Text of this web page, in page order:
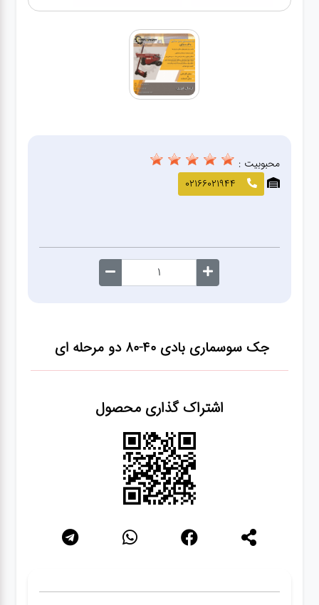
دیاگ
لوازم
معاینه
جک سوسماری بادی 40-80 دو مرحله ای
اشتراک گذاری محصول
محبوبیت :
02166021944